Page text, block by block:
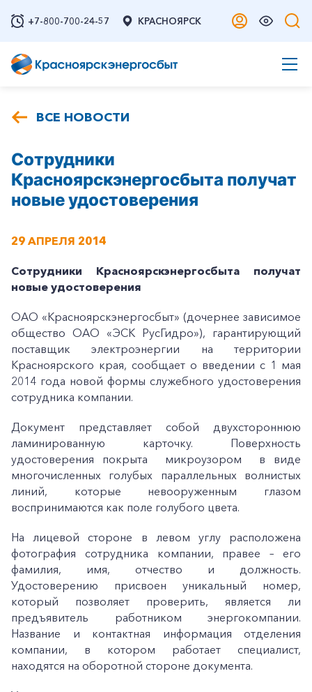
+7-800-700-24-57 КРАСНОЯРСК
ВСЕ НОВОСТИ
Сотрудники
Красноярскэнергосбыта получат
новые удостоверения
29 АПРЕЛЯ 2014
Сотрудники Красноярскэнергосбыта получат
новые удостоверения
ОАО «Красноярскэнергосбыт» (дочернее зависимое
общество ОАО «ЭСК РусГидро»), гарантирующий
поставщик электроэнергии на территории
Красноярского края, сообщает о введении с 1 мая
2014 года новой формы служебного удостоверения
сотрудника компании.
Документ представляет собой двухстороннюю
ламинированную карточку. Поверхность
удостоверения покрыта микроузором в виде
многочисленных голубых параллельных волнистых
линий, которые невооруженным глазом
воспринимаются как поле голубого цвета.
На лицевой стороне в левом углу расположена
фотография сотрудника компании, правее – его
фамилия, имя, отчество и должность.
Удостоверению присвоен уникальный номер,
который позволяет проверить, является ли
предъявитель работником энергокомпании.
Название и контактная информация отделения
компании, в котором работает специалист,
находятся на оборотной стороне документа.